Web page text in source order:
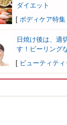
ダイエット
[ ボディケア特集
日焼け後は、適
す！ピーリング
[ ビューティティ